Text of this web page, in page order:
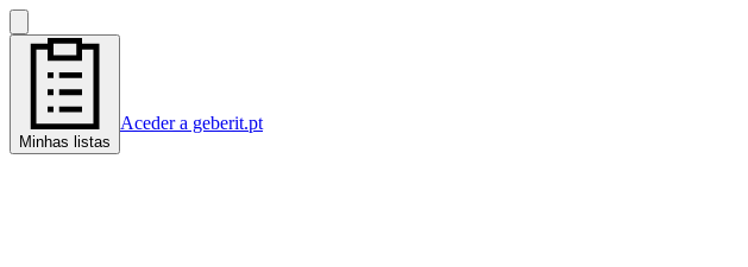
Minhas listas
Aceder a geberit.pt